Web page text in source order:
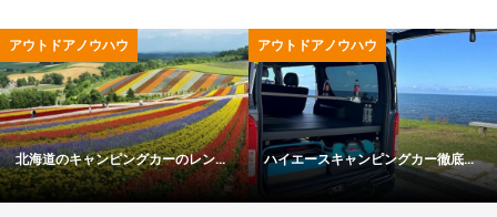
トドアノウハウ
イエースキャンピングカー徹底...
アウトドア用品
冬キャンプの寒さ対策ガイド｜失...